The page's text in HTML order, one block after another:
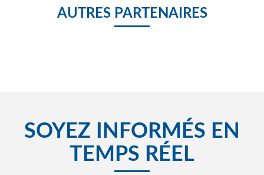
AUTRES PARTENAIRES
SOYEZ INFORMÉS EN
TEMPS RÉEL